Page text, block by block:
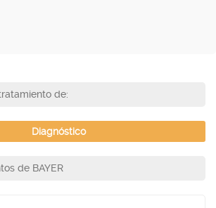
de:
Diagnóstico
de BAYER